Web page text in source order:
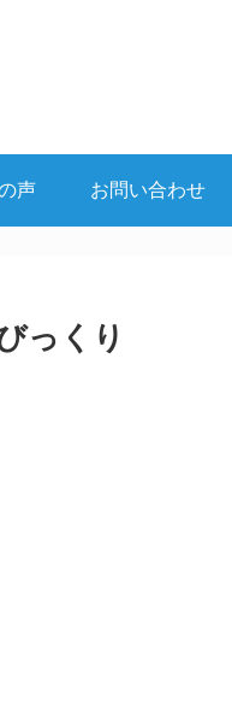
声 お問い合わせ
っくり